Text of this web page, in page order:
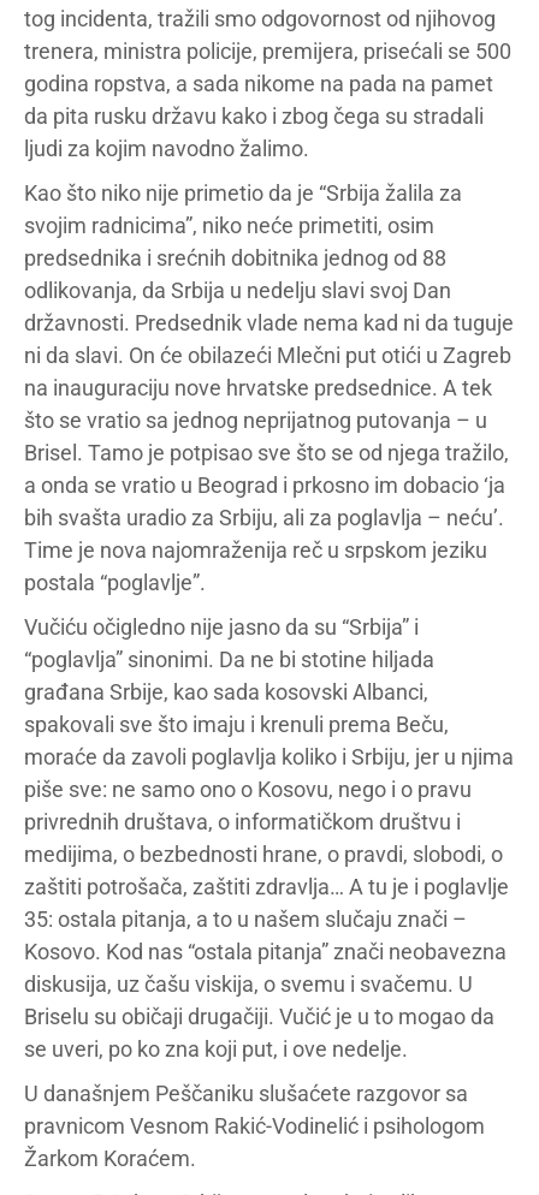
tog incidenta, tražili smo odgovornost od njihovog
trenera, ministra policije, premijera, prisećali se 500
godina ropstva, a sada nikome na pada na pamet
da pita rusku državu kako i zbog čega su stradali
ljudi za kojim navodno žalimo.
Kao što niko nije primetio da je “Srbija žalila za
svojim radnicima”, niko neće primetiti, osim
predsednika i srećnih dobitnika jednog od 88
odlikovanja, da Srbija u nedelju slavi svoj Dan
državnosti. Predsednik vlade nema kad ni da tuguje
ni da slavi. On će obilazeći Mlečni put otići u Zagreb
na inauguraciju nove hrvatske predsednice. A tek
što se vratio sa jednog neprijatnog putovanja – u
Brisel. Tamo je potpisao sve što se od njega tražilo,
a onda se vratio u Beograd i prkosno im dobacio ‘ja
bih svašta uradio za Srbiju, ali za poglavlja – neću’.
Time je nova najomraženija reč u srpskom jeziku
postala “poglavlje”.
Vučiću očigledno nije jasno da su “Srbija” i
“poglavlja” sinonimi. Da ne bi stotine hiljada
građana Srbije, kao sada kosovski Albanci,
spakovali sve što imaju i krenuli prema Beču,
moraće da zavoli poglavlja koliko i Srbiju, jer u njima
piše sve: ne samo ono o Kosovu, nego i o pravu
privrednih društava, o informatičkom društvu i
medijima, o bezbednosti hrane, o pravdi, slobodi, o
zaštiti potrošača, zaštiti zdravlja… A tu je i poglavlje
35: ostala pitanja, a to u našem slučaju znači –
Kosovo. Kod nas “ostala pitanja” znači neobavezna
diskusija, uz čašu viskija, o svemu i svačemu. U
Briselu su običaji drugačiji. Vučić je u to mogao da
se uveri, po ko zna koji put, i ove nedelje.
U današnjem Peščaniku slušaćete razgovor sa
pravnicom Vesnom Rakić-Vodinelić i psihologom
Žarkom Koraćem.